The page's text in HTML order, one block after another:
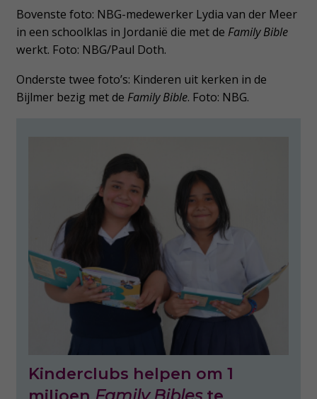
Bovenste foto: NBG-medewerker Lydia van der Meer
in een schoolklas in Jordanië die met de Family Bible
werkt. Foto: NBG/Paul Doth.
Onderste twee foto’s: Kinderen uit kerken in de
Bijlmer bezig met de Family Bible. Foto: NBG.
Kinderclubs helpen om 1